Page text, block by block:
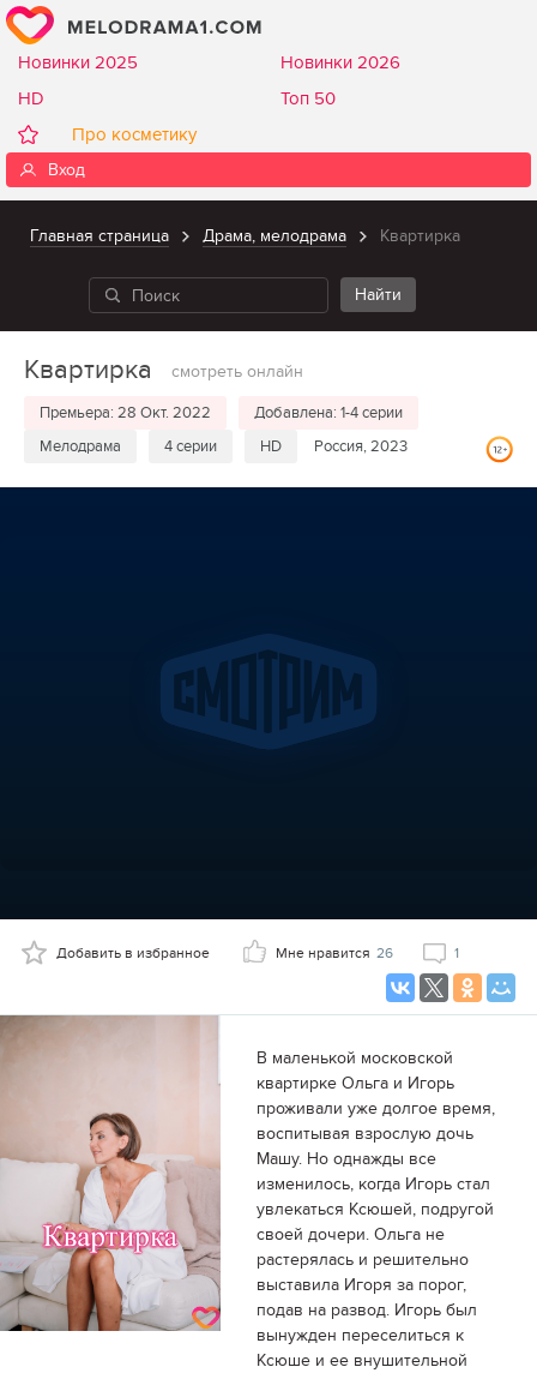
Новинки 2025
Новинки 2026
HD
Топ 50
Про косметику
Вход
Главная страница Драма, мелодрама Квартирка
Квартирка смотреть онлайн
Премьера: 28 Окт. 2022
Добавлена: 1-4 серии
Мелодрама
4 серии HD Россия, 2023
Добавить в избранное Мне нравится 26 1
В маленькой московской
квартирке Ольга и Игорь
проживали уже долгое время,
воспитывая взрослую дочь
Машу. Но однажды все
изменилось, когда Игорь стал
увлекаться Ксюшей, подругой
своей дочери. Ольга не
растерялась и решительно
выставила Игоря за порог,
подав на развод. Игорь был
вынужден переселиться к
Ксюше и ее внушительной